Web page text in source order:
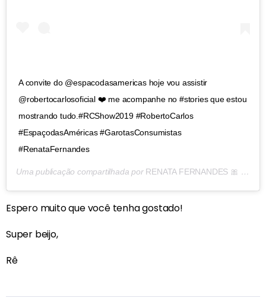
A convite do @espacodasamericas hoje vou assistir
@robertocarlosoficial ❤️ me acompanhe no #stories que estou
mostrando tudo.#RCShow2019 #RobertoCarlos
#EspaçodasAméricas #GarotasConsumistas
#RenataFernandes
Uma publicação compartilhada por RENATA FERNANDES 🎀
Espero muito que você tenha gostado!
Super beijo,
Rê